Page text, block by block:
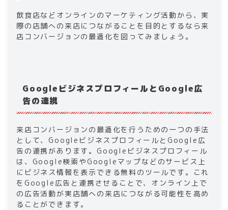
飲食店などオンラインのマーケティング活動から、実
際の店舗への来店につながることを目的とするなら来
店コンバージョンの最適化を図ってみましょう。
GoogleビジネスプロフィールとGoogle広
告の連携
来店コンバージョンの最適化を行うための一つの手法
として、GoogleビジネスプロフィールとGoogle広
告の連携があります。Googleビジネスプロフィール
は、Google検索やGoogleマップなどのサービス上
にビジネス情報を表示できる無料のツールです。これ
をGoogle広告と連携させることで、オンライン上で
の広告活動が実店舗への来店につながる可能性を高め
ることができます。